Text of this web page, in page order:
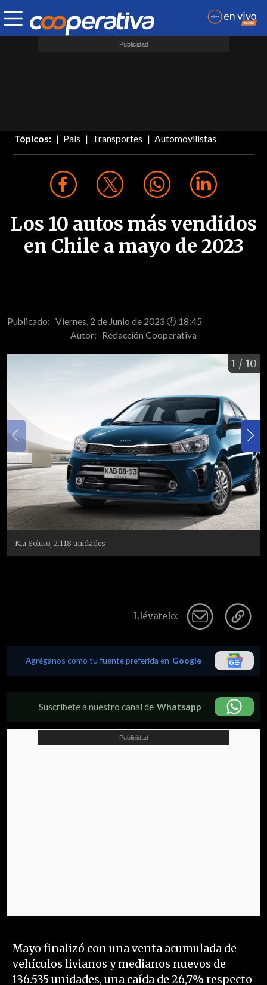
Tópicos: País Transportes Automovilistas
Los 10 autos más vendidos
en Chile a mayo de 2023
Publicado: Viernes, 2 de Junio de 2023 🕐 18:45
Autor: Redacción Cooperativa
1 / 10
Kia Soluto, 2.118 unidades
Llévatelo:
Agréganos como tu fuente preferida en Google
Suscríbete a nuestro canal de Whatsapp
Mayo finalizó con una venta acumulada de
vehículos livianos y medianos nuevos de
136.535 unidades, una caída de 26,7% respecto